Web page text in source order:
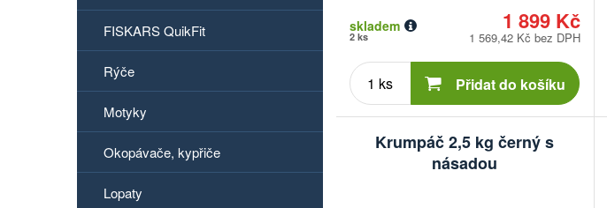
1 899 Kč
skladem
2 ks 1 569,42 Kč bez DPH
Počet
kusů Přidat do košíku
Krumpáč 2,5 kg černý s
násadou
FISKARS QuikFit
Rýče
Motyky
Okopávače, kypřiče
Lopaty